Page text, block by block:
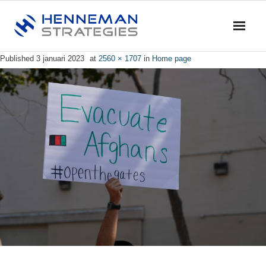
Home
Blog & Nieuws
- Advies
- Training en Coaching
- Dialoog en Discussie
Published 3 januari 2023 at 2560 × 1707 in Home page